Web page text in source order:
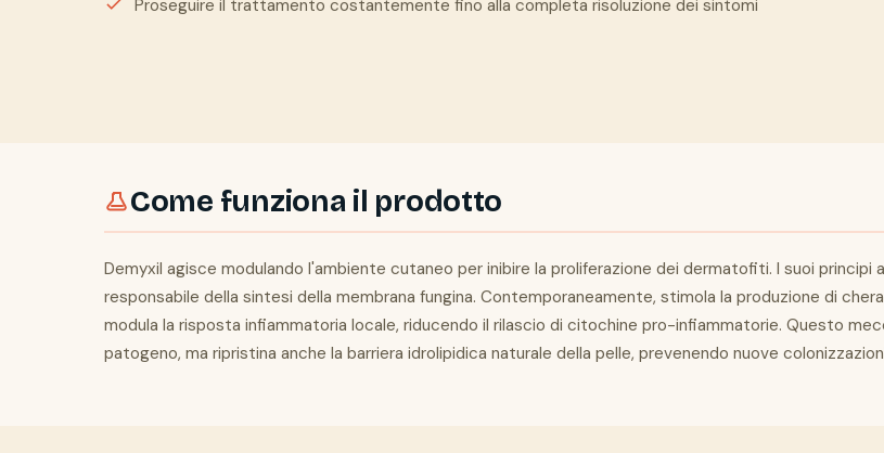
Proseguire il trattamento costantemente fino alla completa risoluzione dei sintomi
Come funziona il prodotto
Demyxil agisce modulando l'ambiente cutaneo per inibire la proliferazione dei dermatofiti. I suoi
responsabile della sintesi della membrana fungina. Contemporaneamente, stimola la produzione di
modula la risposta infiammatoria locale, riducendo il rilascio di citochine pro-infiammatorie. Questo
patogeno, ma ripristina anche la barriera idrolipidica naturale della pelle, prevenendo nuove